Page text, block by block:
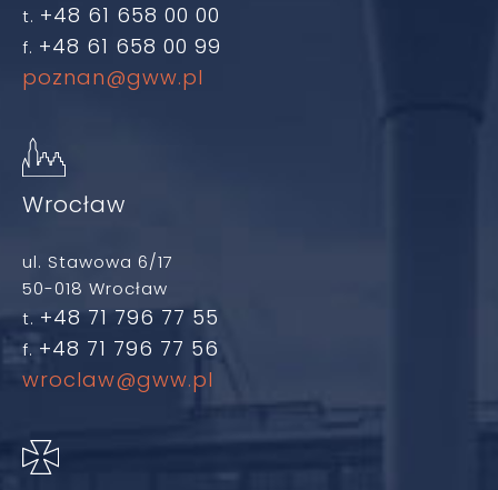
t. +48 61 658 00 00
f. +48 61 658 00 99
poznan@gww.pl
Wrocław
ul. Stawowa 6/17
50-018 Wrocław
t. +48 71 796 77 55
f. +48 71 796 77 56
wroclaw@gww.pl